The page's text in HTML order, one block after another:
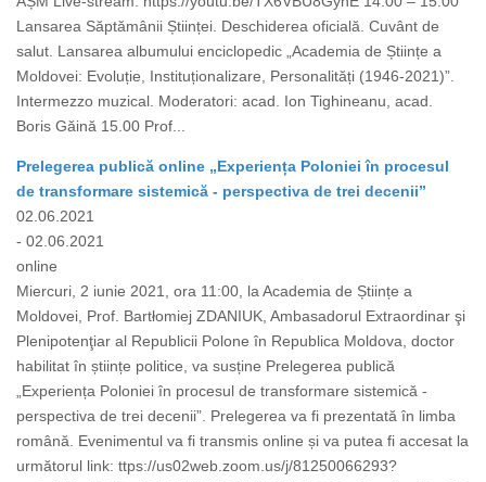
Lansarea Săptămânii Științei. Deschiderea oficială. Cuvânt de
salut. Lansarea albumului enciclopedic „Academia de Științe a
Moldovei: Evoluție, Instituționalizare, Personalități (1946-2021)”.
Intermezzo muzical. Moderatori: acad. Ion Tighineanu, acad.
Boris Găină 15.00 Prof...
Prelegerea publică online „Experiența Poloniei în procesul
de transformare sistemică - perspectiva de trei decenii”
02.06.2021
- 02.06.2021
online
Miercuri, 2 iunie 2021, ora 11:00, la Academia de Științe a
Moldovei, Prof. Bartłomiej ZDANIUK, Ambasadorul Extraordinar şi
Plenipotenţiar al Republicii Polone în Republica Moldova, doctor
habilitat în științe politice, va susține Prelegerea publică
„Experiența Poloniei în procesul de transformare sistemică -
perspectiva de trei decenii”. Prelegerea va fi prezentată în limba
română. Evenimentul va fi transmis online și va putea fi accesat la
următorul link: ttps://us02web.zoom.us/j/81250066293?